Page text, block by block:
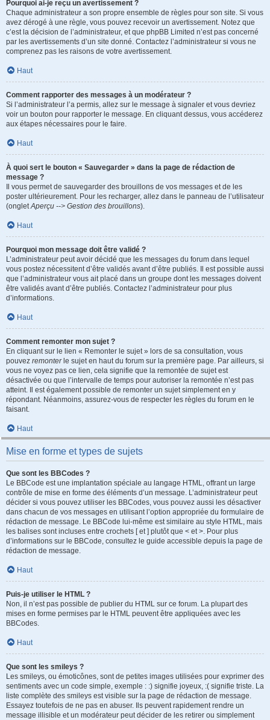
Pourquoi ai-je reçu un avertissement ?
Chaque administrateur a son propre ensemble de règles pour son site. Si vous
avez dérogé à une règle, vous pouvez recevoir un avertissement. Notez que
c’est la décision de l’administrateur, et que phpBB Limited n’est pas concerné
par les avertissements d’un site donné. Contactez l’administrateur si vous ne
comprenez pas les raisons de votre avertissement.
Haut
Comment rapporter des messages à un modérateur ?
Si l’administrateur l’a permis, allez sur le message à signaler et vous devriez
voir un bouton pour rapporter le message. En cliquant dessus, vous accéderez
aux étapes nécessaires pour le faire.
Haut
À quoi sert le bouton « Sauvegarder » dans la page de rédaction de
message ?
Il vous permet de sauvegarder des brouillons de vos messages et de les
poster ultérieurement. Pour les recharger, allez dans le panneau de l’utilisateur
(ongletAperçu --> Gestion des brouillons).
Haut
Pourquoi mon message doit être validé ?
L’administrateur peut avoir décidé que les messages du forum dans lequel
vous postez nécessitent d’être validés avant d’être publiés. Il est possible aussi
que l’administrateur vous ait placé dans un groupe dont les messages doivent
être validés avant d’être publiés. Contactez l’administrateur pour plus
d’informations.
Haut
Comment remonter mon sujet ?
En cliquant sur le lien « Remonter le sujet » lors de sa consultation, vous
pouvez remonterle sujet en haut du forum sur la première page. Par ailleurs, si
vous ne voyez pas ce lien, cela signifie que la remontée de sujet est
désactivée ou que l’intervalle de temps pour autoriser la remontée n’est pas
atteint. Il est également possible de remonter un sujet simplement en y
répondant. Néanmoins, assurez-vous de respecter les règles du forum en le
faisant.
Haut
Mise en forme et types de sujets
Que sont les BBCodes ?
Le BBCode est une implantation spéciale au langage HTML, offrant un large
contrôle de mise en forme des éléments d’un message. L’administrateur peut
décider si vous pouvez utiliser les BBCodes, vous pouvez aussi les désactiver
dans chacun de vos messages en utilisant l’option appropriée du formulaire de
rédaction de message. Le BBCode lui-même est similaire au style HTML, mais
les balises sont incluses entre crochets [ et ] plutôt que < et >. Pour plus
d’informations sur le BBCode, consultez le guide accessible depuis la page de
rédaction de message.
Haut
Puis-je utiliser le HTML ?
Non, il n’est pas possible de publier du HTML sur ce forum. La plupart des
mises en forme permises par le HTML peuvent être appliquées avec les
BBCodes.
Haut
Que sont les smileys ?
Les smileys, ou émoticônes, sont de petites images utilisées pour exprimer des
sentiments avec un code simple, exemple : :) signifie joyeux, :( signifie triste. La
liste complète des smileys est visible sur la page de rédaction de message.
Essayez toutefois de ne pas en abuser. Ils peuvent rapidement rendre un
message illisible et un modérateur peut décider de les retirer ou simplement